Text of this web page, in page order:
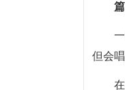
但会